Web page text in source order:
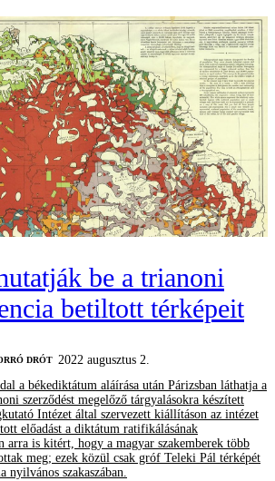
be a trianoni
betiltott térképeit
DRÓT 2022 augusztus 2.
a békediktátum aláírása után Párizsban láthatja a
szerződést megelőző tárgyalásokra készített
Intézet által szervezett kiállításon az intézet
előadást a diktátum ratifikálásának
arra is kitért, hogy a magyar szakemberek több
meg; ezek közül csak gróf Teleki Pál térképét
nyilvános szakaszában.